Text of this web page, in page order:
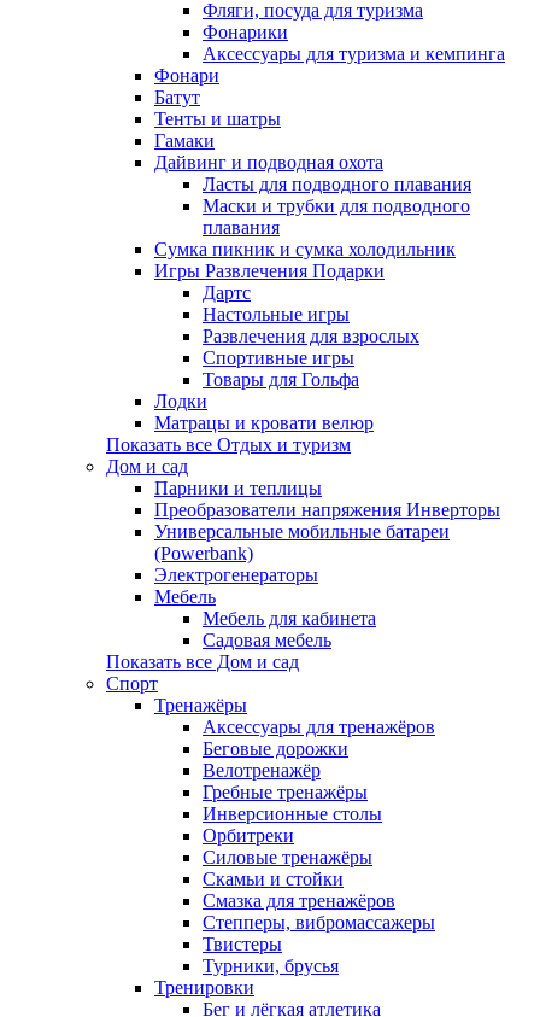
Фляги, посуда для туризма
Фонарики
Аксессуары для туризма и кемпинга
Фонари
Батут
Тенты и шатры
Гамаки
Дайвинг и подводная охота
Ласты для подводного плавания
Маски и трубки для подводного
плавания
Сумка пикник и сумка холодильник
Игры Развлечения Подарки
Дартс
Настольные игры
Развлечения для взрослых
Спортивные игры
Товары для Гольфа
Лодки
Матрацы и кровати велюр
Показать все Отдых и туризм
Дом и сад
Парники и теплицы
Преобразователи напряжения Инверторы
Универсальные мобильные батареи
(Powerbank)
Электрогенераторы
Мебель
Мебель для кабинета
Садовая мебель
Показать все Дом и сад
Спорт
Тренажёры
Аксессуары для тренажёров
Беговые дорожки
Велотренажёр
Гребные тренажёры
Инверсионные столы
Орбитреки
Силовые тренажёры
Скамьи и стойки
Смазка для тренажёров
Степперы, вибромассажеры
Твистеры
Турники, брусья
Тренировки
Бег и лёгкая атлетика